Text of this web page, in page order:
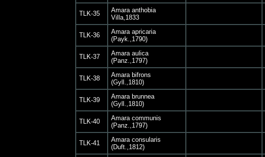
TLK-35
Amara anthobia
Villa,1833
TLK-36
Amara apricaria
(Payk.,1790)
TLK-37
Amara aulica
(Panz.,1797)
TLK-38
Amara bifrons
(Gyll.,1810)
TLK-39
Amara brunnea
(Gyll.,1810)
TLK-40
Amara communis
(Panz.,1797)
TLK-41
Amara consularis
(Duft.,1812)